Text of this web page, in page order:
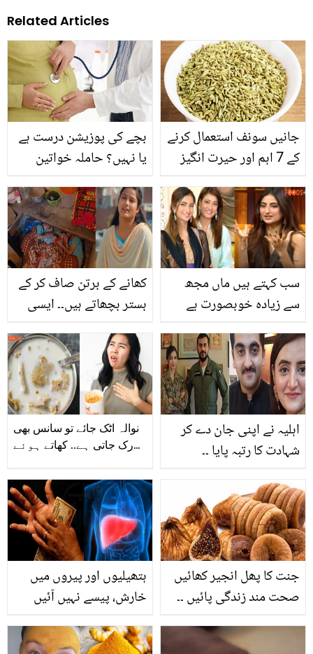
Related Articles
بچے کی پوزیشن درست ہے
یا نہیں؟ حاملہ خواتین
اندازہ گھر بیٹھے خود ہی
کرسکتی ہیں، جانیئے ڈاکٹر
کی اہم رائے
جانیں سونف استعمال کرنے
کے 7 اہم اور حیرت انگیز
وزن کم کرنے کا طریقہ تاکہ
آپ بھی نظر آئیں اسمارٹ
اور جاذبِ نظر
کھانے کے برتن صاف کر کے
بستر بچھاتے ہیں۔۔ ایسی
شوہر اور بچوں کے ساتھ
کچن میں رات گزارتی ہے
سب کہتے ہیں ماں مجھ
سے زیادہ خوبصورت ہے
سے کیا ایک چیز سیکھنا
چاہتی ہیں؟
نوالہ اٹک جائے تو سانس بھی
رک جاتی ہے.. کھاتے ہوئے
حاصل کریں؟ جانیں طریقے
اہلیہ نے اپنی جان دے کر
شہادت کا رتبہ پایا ۔۔
کسی کا شوہر شہید ہوا تو
کسی اہلیہ
ہتھیلیوں اور پیروں میں
خارش، پیسے نہیں آئیں
بیماری ہوسکتی ہے؟ فوری
جنت کا پھل انجیر کھائیں
صحت مند زندگی پائیں ۔۔
طریقہ کیا ہے؟ جانیئے